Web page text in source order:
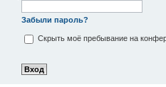
Забыли пароль?
Скрыть моё пребывание на